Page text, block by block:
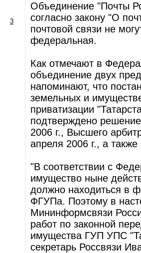
3
Объединение "Почты
согласно закону "О
почтовой связи не
федеральная.
Как отмечают в
объединение двух
напоминают, что
земельных и
приватизации
подтверждено
2006 г., Высшего
апреля 2006 г., а
"В соответствии с
имущество ныне
должно находиться в
ФГУПа. Поэтому в
Мининформсвязи
работ по законной
имущества ГУП УПС
секретарь Россвязи